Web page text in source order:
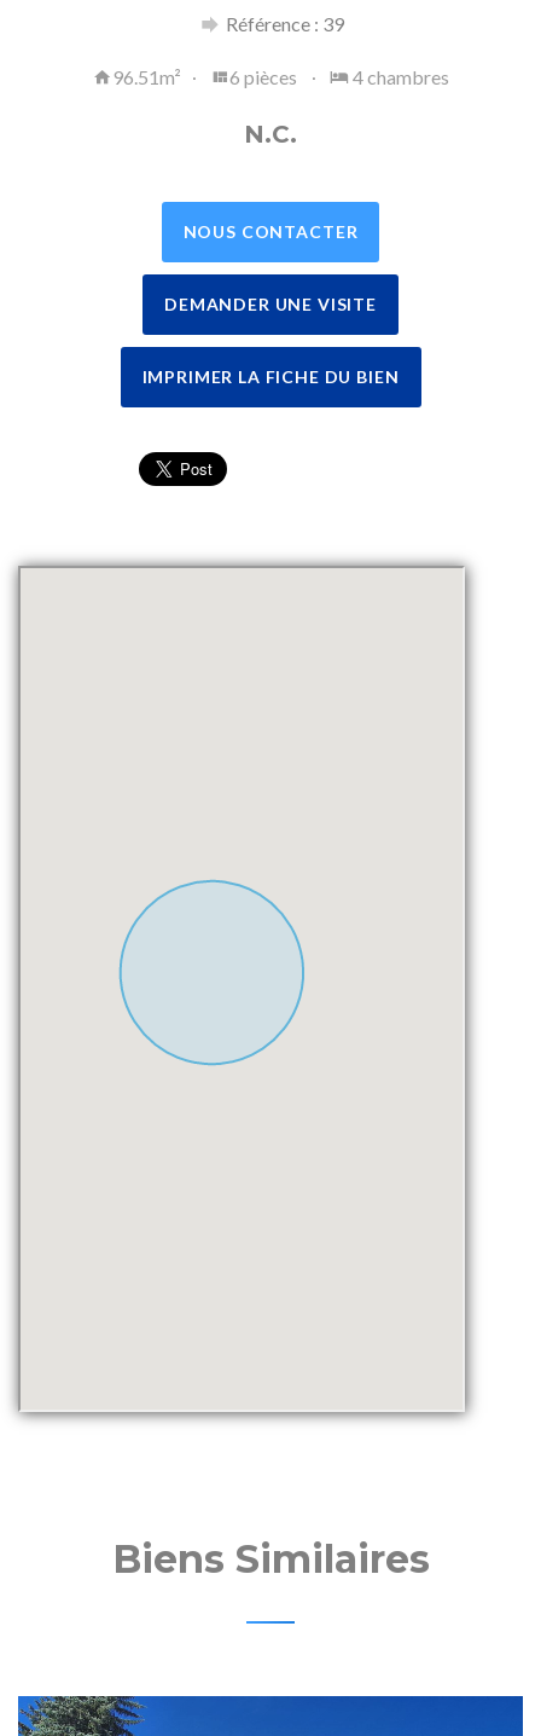
Référence : 39
96.51m² 6 pièces 4 chambres
N.C.
NOUS CONTACTER
DEMANDER UNE VISITE
IMPRIMER LA FICHE DU BIEN
Biens Similaires